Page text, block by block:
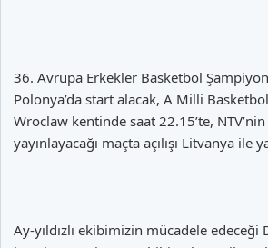
36. Avrupa Erkekler Basketbol
Polonya’da start alacak, A Milli Basketbol
Wroclaw kentinde saat 22.15’te, NTV’nin
yayınlayacağı maçta açılışı Litvanya ile
Ay-yıldızlı ekibimizin mücadele edeceği